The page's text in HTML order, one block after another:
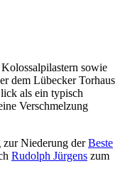
sowie
dem Lübecker Torhaus
als ein typisch
Verschmelzung
zur Niederung derBeste
Rudolph Jürgens zum